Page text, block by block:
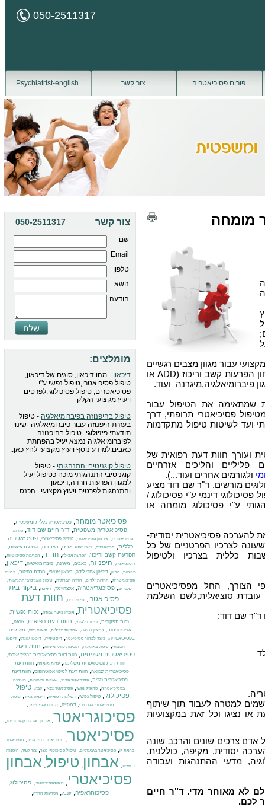
050-2511317
פורום פסיכיאטריה צור קשר Psychiatrist-english
מומחה
עבור מגוון מצבים רגשיים
, איבחון הפרעות קשב וריכוז (ADD או
שמתאימה את הטיפול עבור
פסיכיאטרי תרופתי, דרך
ועד לשיטות טיפול מתקדמות
ועורך חוות דעת רפואית של
והליכים אזרחיים
ולגורמים אחרים ועוד...).
מורשים. ד"ר שם דוד מציע
דינמי ע"י פסיכולוג /
ע"י פסיכולוג מומחה או
להערכה פסיכיאטרית יסודית-
לצרכיו הפרטניים של כל
כללית בצרכיו ולטיפול
הצורך, החל מפסיכיאטרים
עובדת סוציאלית,לשם השלמת
ד"ר שם דוד:
למטרה לעבוד תוך שיתוף
נציגו וכל זאת במקצועיות
צרכים שונים והרכב שונה
יסודית, מקיפה, כוללנית,
מדעי ההתנהגות ועבודה
לא מאוחר מדי. ד"ר חיים
לכם.
050-2511317 צור קשר
שם
Email
טלפון
נושא
הודעה
מומלצים:
דיכאון - מהו דיכאון, סוגים של דיכאון,
טיפול פסיכיאטרי,טיפול נפשי ע"י
פסיכיאטרים, טיפול פסיכולוגי.לפרטים
ויעוץ מקצועי הקלק
טיפול בהיפנוזה בפיברומיאלגיה - טיפול
בעזרת היפנוזה עבור פיברומיאלגיה -שינוי
תודעתי פיזיולוגי -טיפול בהיפנוזה
לפיברומיאלגיה נמצא יעיל בהפחתת
כאבים.למידע נוסף ויעוץ מקצועי לחץ כאן..
טיפול קוגניטיבי התנהגותי - טיפול
קוגניטיבי התנהגותי מוכח כטיפול יעיל
למגוון הפרעות חרדה,דיכאון
והתנהגות.לפרטים ויעוץ מקצועי...הכנס
פסיכיאטר מומחה, פסיכיאטריה כללית ומשפטית,
פסיכיאטריה משפטית, ד"ר חיים שם דוד, פורום
פסיכיאטריה,איבחון פסיכיאטרי,טיפול פסיכיאטרי,פסיכיאטריה
כללית, סכיזופרניה, פסיכיאטר ילדים, מצב רוח, הפרעת אישיות,
הפרעת קשב וריכוז, הפרעת אכילה, חרדה, הפרעות פסיכוטיות,
דיסוציאציה, היפנוזה, כאבים, מיגרנה, פיברומיאלגיה, דיכאון,
תרופות,הריון,דיכאון אחרי לידה,דיכאון אטיפי,חרדת בחינות,בחינה
פסיכומטרית, חרדות ילדים, חרדה חברתית,טיפול קוגניטיבי התנהגותי,
כאבי גב,פסיכוגריאטריה,אלצהיימר,דיאטה,ביקור בית
פסיכיאטרי, טיפול בית, חוות דעת
פסיכיאטרית, אובדן כושר עבודה, נכות נפשית,
נכות תפקודית,ביטוח לאומי, חוות דעת רפואית,צוואה,
אפוטרופסות, רישיון נהיגה, אחריות פלילית, תשוש נפש, מאמרים
בפסיכיאטריה,כיצד לבחור פסיכיאטר,דיסטימיה,דיכאון עונתי,דיכאון
תגובתי,טיפול באומנות,תופעות לוואי מיניות, חוות דעת
פסיכיאטרית משפטית,חוות דעת פסיכיאטרית בהליך אזרחי,
חוות דעת פסיכיאטרית משלימה, עדות מומחה, חוות דעת
פסיכיאטרית לצוואה,חוות דעת למינוי אפוטרופוס,חוות דעת
פסיכיאטרית נגדית,פסיכיאטר פרטי,שאלות ותשובות,מונחים
בפסיכיאטריה,פרופיל נפשי,פסיכיאטר צבאי,קב"ן,טיפול
פסיכולוגי, טיפול נפשי, רשלנות רפואית, דיכאון עמיד, טיפול
פסיכיאטרי אגרסיבי,דמנציה, מחלת אלצהיימר,
פסיכוגריאטר, אבחון הפרעת קשב וריכוז,
פסיכיאטר, פסיכיאטר בתל אביב, פסיכיאטר
ברמת גן, פסיכיאטר בגבעתיים, טיפול פסיכולוגי קצר, צור קשר, היפנוזה
רפואית, אבחון, טיפול, אבחון
פסיכיאטרי, טיפולפסיכיאטרי, פסיכולוג,
פסיכותראפיה, ענבל, הפרעות חרדה,